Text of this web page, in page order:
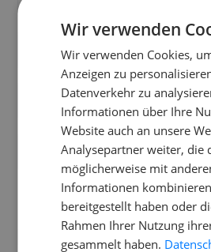
Wie wird das System
Welcher Mikrofon-Kopf ist
Was ist im Mietumfang
Wir verwenden
Wir verwenden Cookies,
Anzeigen zu
Datenverkehr zu
Informationen über Ihre
Website auch an unsere
Analysepartner weiter, die
möglicherweise mit
Informationen
bereitgestellt haben oder
Rahmen Ihrer Nutzung
gesammelt haben.